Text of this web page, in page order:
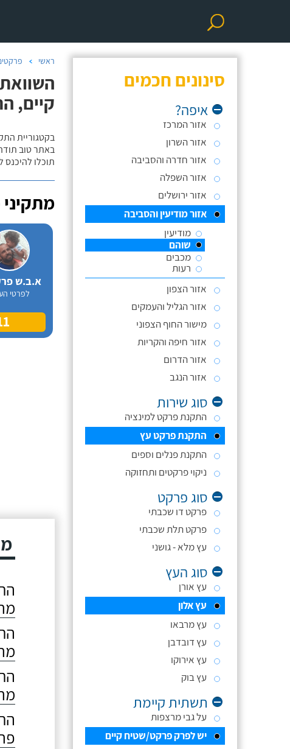
סינונים חכמים
איפה?
אזור המרכז
אזור השרון
אזור חדרה והסביבה
אזור השפלה
אזור ירושלים
אזור מודיעין והסביבה
מודיעין
שוהם
מכבים
רעות
אזור הצפון
אזור הגליל והעמקים
מישור החוף הצפוני
אזור חיפה והקריות
אזור הדרום
אזור הנגב
סוג שירות
התקנת פרקט למינציה
התקנת פרקט עץ
התקנת פנלים וספים
ניקוי פרקטים ותחזוקה
סוג פרקט
פרקט דו שכבתי
פרקט תלת שכבתי
עץ מלא - גושני
סוג העץ
עץ אורן
עץ אלון
עץ מרבאו
עץ דובדבן
עץ אירוקו
עץ בוק
תשתית קיימת
על גבי מרצפות
יש לפרק פרקט/שטיח קיים
ראשי
קיים,
בקטגוריית
באתר טוב
תוכלו
א.ב.ש
לפרטי